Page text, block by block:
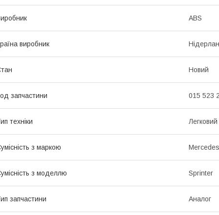
ABS
виробник
Новий
запчастини 015 523
техніки
з маркою
з моделлю Sprinter
запчастини Аналог